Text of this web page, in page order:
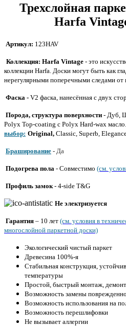
Трехслойная
Harfa
Артикул: 123HAV
Коллекция: Harfa Vintage - это
коллекции Harfa. Доски могут быть как
нерегулярными поперечными следами от
Фаска - V2 фаска, нанесённая с двух
Порода, структура поверхности - Дуб,
Polyx Top-coating с Polyx Hard-wax масло.
выбор: Original, Classic, Superb,
Браширование - Да
Подогрева пола - Совместимо (см.
Профиль замок - 4-side T&G
Не электризуется
Гарантия – 10 лет (см. условия в
многослойной паркетной доски)
Экологический чистый паркет
Древесина 100%-я
Стабильная конструкция,
температуры
Простой, быстрый монтаж,
Возможность замены
Возможность использования на
Возможность перешлифовки
Не вызывает аллергии